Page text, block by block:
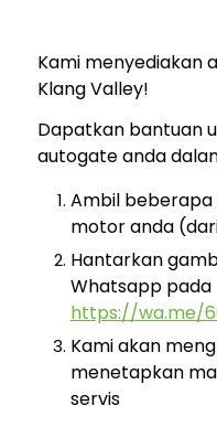
Kami menyediakan
Klang Valley!
Dapatkan bantuan
autogate anda
Ambil
motor anda
Hantarkan
Whatsapp pada
https://wa.me/
Kami akan
menetapkan
servis